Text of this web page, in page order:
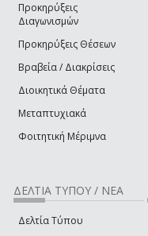
Προκηρύξεις
Διαγωνισμών
Προκηρύξεις Θέσεων
Βραβεία / Διακρίσεις
Διοικητικά Θέματα
Μεταπτυχιακά
Φοιτητική Μέριμνα
ΔΕΛΤΙΑ ΤΥΠΟΥ / ΝΕΑ
Δελτία Τύπου